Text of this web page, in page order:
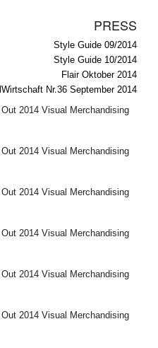
PRESS
Style Guide 09/2014
Style Guide 10/2014
Flair Oktober 2014
Nr.36 September 2014